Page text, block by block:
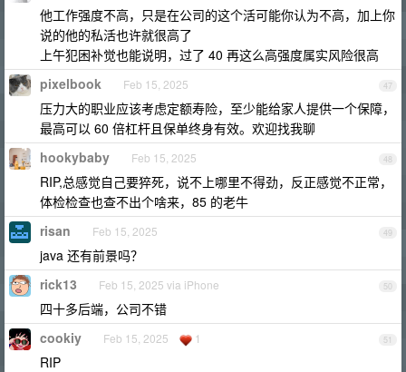
他工作强度不高，只是在公司的这个活可能你认为不高，加上你
说的他的私活也许就很高了
上午犯困补觉也能说明，过了 40 再这么高强度属实风险很高
47
pixelbook Feb 15, 2025
压力大的职业应该考虑定额寿险，至少能给家人提供一个保障，
最高可以 60 倍杠杆且保单终身有效。欢迎找我聊
48
hookybaby Feb 15, 2025
RIP,总感觉自己要猝死，说不上哪里不得劲，反正感觉不正常，
体检检查也查不出个啥来，85 的老牛
49
risan Feb 15, 2025
java 还有前景吗？
50
rick13 Feb 15, 2025 via iPhone
四十多后端，公司不错
51
cookiy Feb 15, 2025 1
RIP